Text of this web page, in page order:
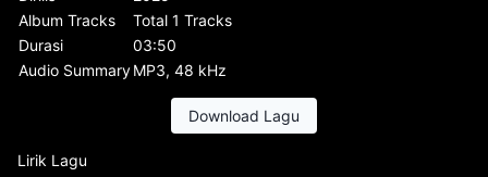
Album Tracks
Total 1 Tracks
Durasi
03:50
Audio SummaryMP3, 48 kHz
Download Lagu
Lirik Lagu